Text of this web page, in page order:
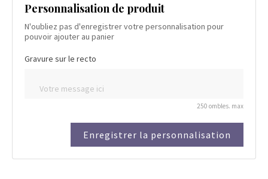
Personnalisation de produit
N'oubliez pas d'enregistrer votre personnalisation pour
pouvoir ajouter au panier
Gravure sur le recto
250 ombles. max
Enregistrer la personnalisation